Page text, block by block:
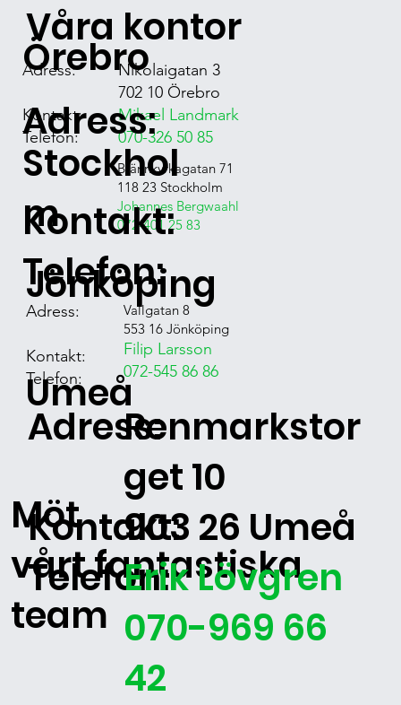
Våra kontor
Örebro
Adress:
Kontakt:
Telefon:
Nikolaigatan 3
702 10 Örebro
Mikael Landmark
070-326 50 85
Stockhol
m
Brännkyrkagatan 71
118 23 Stockholm
Johannes Bergwaahl
072-401 25 83
Adress:
Kontakt:
Telefon:
Möt
vårt fantastiska
team
Jönköping
Umeå
Adress:
Kontakt:
Telefon:
Vallgatan 8
553 16 Jönköping
Filip Larsson
072-545 86 86
Adress:
Kontakt:
Telefon:
Renmarkstor
get 10
903 26 Umeå
Erik Lövgren
070-969 66
42